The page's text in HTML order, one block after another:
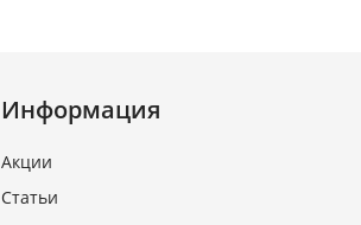
Информация
Акции
Статьи